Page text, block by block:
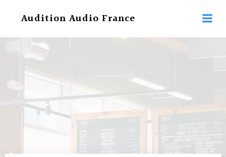
au
Audition Audio France